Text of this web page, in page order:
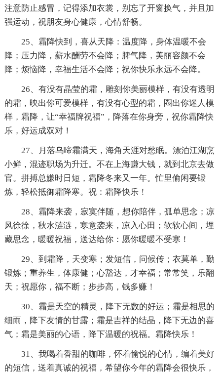
注意防止感冒，记得添加衣裳，别忘了开窗换气，并且加
强运动，祝朋友身心健康，心情舒畅。
25、霜降快到，喜从天降：温度降，身体温暖不会
降；压力降，薪水酬劳不会降；脾气降，美丽容颜不会
降；烦恼降，幸福生活不会降；祝你快乐永远不会降。
26、有没有晶莹的霜，雕刻你美丽模样，有没有透明
的霜，映出你可爱模样，有没有心型的霜，圈出你迷人模
样，霜降，让“幸福牌祝福”，降落在你身旁，祝你霜降快
乐，好运成双对！
27、月落乌啼霜满天，海角天涯对愁眠。漂泊江湖烹
小鲜，混迹职场为升迁。不在上海赚大钱，就到北京去做
官。拼搏总嫌时日短，霜降冬来又一年。忙里偷闲要锻
炼，轻松抵御霜降寒。祝：霜降快乐！
28、霜降来袭，寂寞伴随，想你陪伴，孤单思念；凉
风徐徐，秋水涟涟，寒意袭来，凉入心田；软软心间，埋
藏思念，暖暖祝福，送达给你：愿你暖暖不受寒！
29、到霜降，天变寒；发短信，问候传；衣莫单，勤
锻炼；重养生，体康健；心豁达，才幸福；常常笑，乐翻
天；祝愿你，福不断；步步高，钱多赚！
30、霜是天空的精灵，降下无数的好运；霜是相思的
细雨，降下友情的甘露；霜是吉祥的结晶，降下无边的喜
气；霜是美丽的心语，降下温暖的祝福。霜降快乐！
31、我喝着香甜的咖啡，怀着愉悦的心情，编着美好
的短信，送着真诚的祝福，希望你今年的霜降会很快乐，